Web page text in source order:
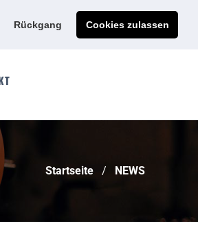
Rückgang Cookies zulassen
Jetzt individuelles Angebot anfordern
Startseite NEWS